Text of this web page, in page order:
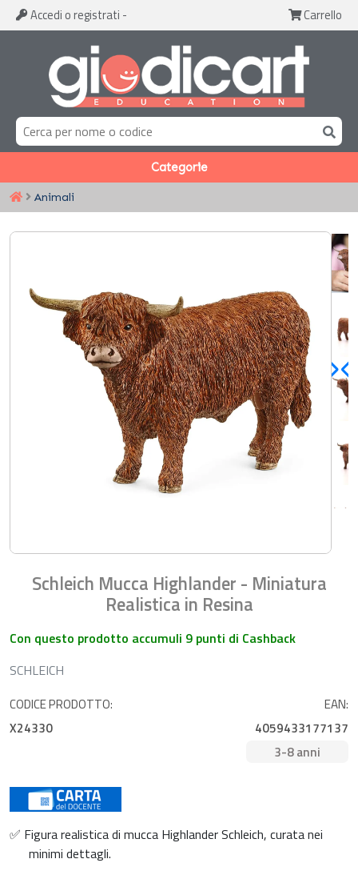
Accedi o registrati - Carrello
Categorie
Animali
Schleich Mucca Highlander - Miniatura
Realistica in Resina
Con questo prodotto accumuli 9 punti di Cashback
SCHLEICH
CODICE PRODOTTO:
X24330
EAN:
4059433177137
3-8 anni
✅ Figura realistica di mucca Highlander Schleich, curata nei
minimi dettagli.